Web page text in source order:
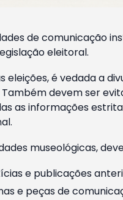
de comunicação
eleitoral.
eleições, é vedada a
devem ser
as informações
museológicas,
e publicações
e peças de